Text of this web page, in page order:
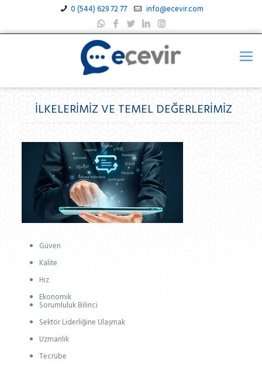
0 (544) 629 72 77 info@ecevir.com
İLKELERIMIZ VE TEMEL DEĞERLERIMIZ
Güven
Kalite
Hız
Ekonomik
Sorumluluk Bilinci
Sektör Liderliğine Ulaşmak
Uzmanlık
Tecrübe